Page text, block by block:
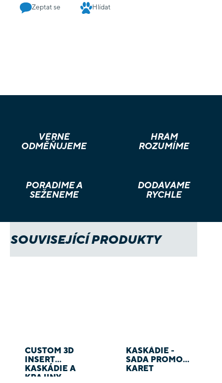
Zeptat se Hlídat
VĚRNÉ
ODMĚŇUJEME
HRÁM
ROZUMÍME
PORADÍME A
SEŽENEME
DODÁVÁME
RYCHLE
SOUVISEJÍCÍ PRODUKTY
CUSTOM 3D
INSERT
KASKÁDIE A
KRAJINY
KASKÁDIE -
SADA PROMO
KARET